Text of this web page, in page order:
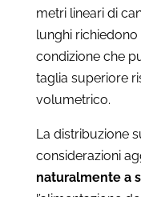
metri lineari di
lunghi
condizione che
taglia superiore
volumetrico.
La distribuzione
considerazioni
naturalmente a